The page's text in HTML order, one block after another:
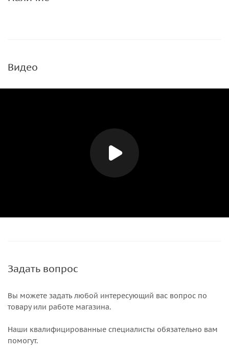
Видео
Задать вопрос
Вы можете задать любой интересующий вас вопрос по
товару или работе магазина.
Наши квалифицированные специалисты обязательно вам
помогут.